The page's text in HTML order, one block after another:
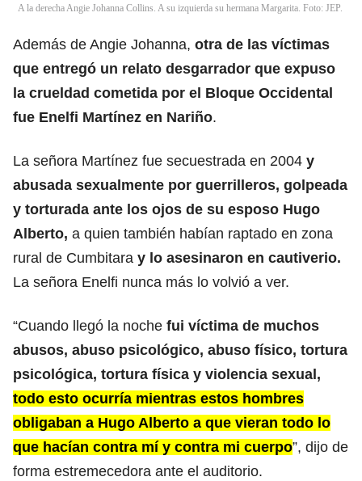
A la derecha Angie Johanna Collins. A su izquierda su hermana Margarita. Foto: JEP.
Además de Angie Johanna, otra de las víctimas
que entregó un relato desgarrador que expuso
la crueldad cometida por el Bloque Occidental
fue Enelfi Martínez en Nariño.
La señora Martínez fue secuestrada en 2004 y
abusada sexualmente por guerrilleros, golpeada
y torturada ante los ojos de su esposo Hugo
Alberto, a quien también habían raptado en zona
rural de Cumbitara y lo asesinaron en cautiverio.
La señora Enelfi nunca más lo volvió a ver.
“Cuando llegó la noche fui víctima de muchos
abusos, abuso psicológico, abuso físico, tortura
psicológica, tortura física y violencia sexual,
todo esto ocurría mientras estos hombres
obligaban a Hugo Alberto a que vieran todo lo
que hacían contra mí y contra mi cuerpo”, dijo de
forma estremecedora ante el auditorio.